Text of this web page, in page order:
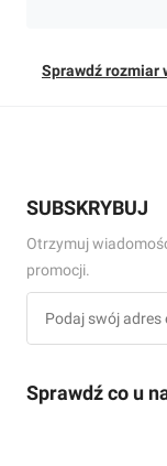
Sprawdź rozmiar
Sprawdź co u
SUBSKRYBUJ
Otrzymuj
promocji.